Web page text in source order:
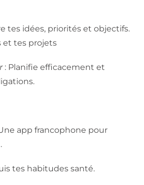
tes idées, priorités et objectifs.
et tes projets
: Planifie efficacement et
app francophone pour
tes habitudes santé.